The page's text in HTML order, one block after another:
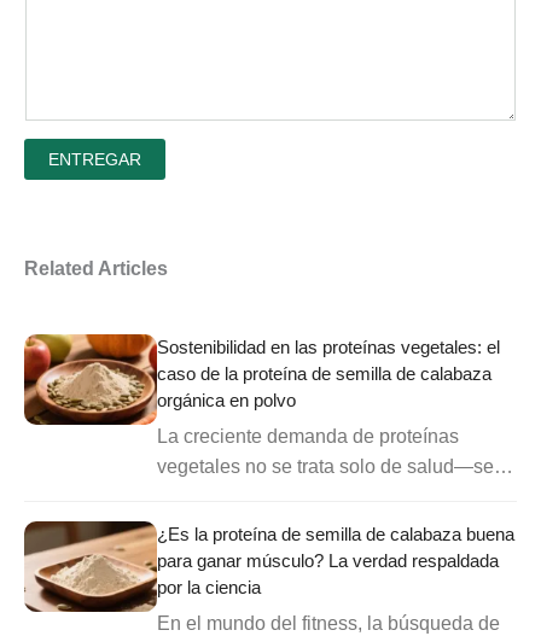
ENTREGAR
Related Articles
Sostenibilidad en las proteínas vegetales: el
caso de la proteína de semilla de calabaza
orgánica en polvo
La creciente demanda de proteínas
vegetales no se trata solo de salud—se…
¿Es la proteína de semilla de calabaza buena
para ganar músculo? La verdad respaldada
por la ciencia
En el mundo del fitness, la búsqueda de